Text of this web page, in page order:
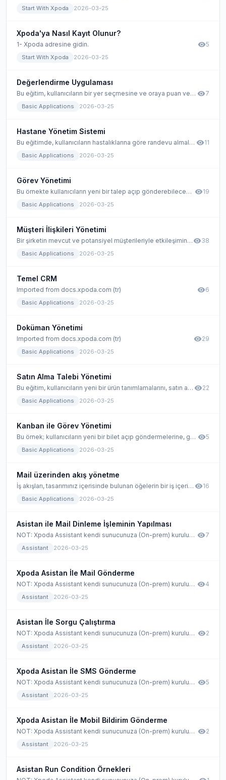
Start With Xpoda 2026-03-25
Xpoda'ya Nasıl Kayıt Olunur?
1- Xpoda adresine gidin.
Start With Xpoda 2026-03-25
visibility5
Değerlendirme Uygulaması
Bu eğitim, kullanıcıların bir yer seçmesine ve oraya puan vermesine izin veren bir uygulamanın nasıl geliştirileceğini anlatmaktadır. Kullanıcılar belirli bir konumun/yerin fotoğraflarını ekleyebilecekler.
Basic Applications 2026-03-25
visibility7
Hastane Yönetim Sistemi
Bu eğitimde, kullanıcıların hastalıklarına göre randevu almalarını sağlayan bir uygulamanın nasıl geliştirileceği gösterilmektedir. Hastalar gün içinde istedikleri saatte program yapabilecek ve doktorlar programlarını takvimlerinde görebilecekler.
Basic Applications 2026-03-25
visibility11
Görev Yönetimi
Bu örnekte kullanıcıların yeni bir talep açıp gönderebileceği, kendilerine ait görevleri görebileceği ve görevlerinin deadline süresini takip edebileceği bir uygulama geliştireceğiz. Aynı zamanda kullanıcılar görevlere herhangi bir sorun ve istek için dosya eklemesi yapabilecekler.
Basic Applications 2026-03-25
visibility19
Müşteri İlişkileri Yönetimi
Bir şirketin mevcut ve potansiyel müşterileriyle etkileşimini yönetmek için bir uygulama geliştireceğiz. Bu eğitim, iş ilişkilerini yönetmekle ilgilidir ve ayrıca özellikle müşteriyi elde tutmaya ve nihayetinde satışları artırmaya odaklanmaktadır.
Basic Applications 2026-03-25
visibility38
Temel CRM
Imported from docs.xpoda.com (tr)
Basic Applications 2026-03-25
visibility6
Doküman Yönetimi
Imported from docs.xpoda.com (tr)
Basic Applications 2026-03-25
visibility29
Satın Alma Talebi Yönetimi
Bu eğitim, kullanıcıların yeni bir ürün tanımlamalarını, satın alma taleplerini göndermelerini ve tüm talepleri kontrol panelinden takip etmelerini sağlamak için bir uygulamanın nasıl geliştirileceğini göstermektedir. Ayrıca bu uygulamada, yönetim yetkisine sahip kullanıcılar satın alma talebini onaylamaya veya reddetmeye karar verecektir.
Basic Applications 2026-03-25
visibility22
Kanban ile Görev Yönetimi
Bu örnek; kullanıcıların yeni bir bilet açıp göndermelerine, görevleri son teslim tarihlerine göre paylaşmalarına ve görev programlarını görmelerine izin veren bir uygulamanın nasıl geliştirileceğini gösterir. Kullanıcılar herhangi bir sorun veya isteğin mesajını ekleyebilirler.
Basic Applications 2026-03-25
visibility5
Mail üzerinden akış yönetme
İş akışları, tasarımınız içerisinde bulunan öğelerin bir iş içerisinde bulunabileceği durumları gösterir. İş Akışı bir öğenin aktörler arasındaki dolaşımı esnasında izleyebileceği adımların bir araya gelmesidir. Xpoda üzerinde tasarlamış olduğunuz akışları başlattığınız durumlarda, kişinin onayına sorulan aşamalar bildirim çekmecesinde kullanıcıyı(onaya giden kişiyi) beklemektedir. Bu bildirim çekmecesi üzerinden akışınızın durumunu yönetebilir, akışın bir sonraki adımlarına geçmesi için onay veya red işlemlerini açıklamalarıyla birlikte gerçekleştirebilirsiniz.
Basic Applications 2026-03-25
visibility16
Asistan ile Mail Dinleme İşleminin Yapılması
NOT: Xpoda Assistant kendi sunucunuza (On-prem) kurulumlarda çalışmaktadır. Cloud kullanımında Xpoda Assistant çalışmamaktadır.
Assistant 2026-03-25
visibility7
Xpoda Asistan İle Mail Gönderme
NOT: Xpoda Assistant kendi sunucunuza (On-prem) kurulumlarda çalışmaktadır. Cloud kullanımında Xpoda Assistant çalışmamaktadır.
Assistant 2026-03-25
visibility4
Asistan İle Sorgu Çalıştırma
NOT: Xpoda Assistant kendi sunucunuza (On-prem) kurulumlarda çalışmaktadır. Cloud kullanımında Xpoda Assistant çalışmamaktadır.
Assistant 2026-03-25
visibility2
Xpoda Asistan İle SMS Gönderme
NOT: Xpoda Assistant kendi sunucunuza (On-prem) kurulumlarda çalışmaktadır. Cloud kullanımında Xpoda Assistant çalışmamaktadır.
Assistant 2026-03-25
visibility5
Xpoda Asistan İle Mobil Bildirim Gönderme
NOT: Xpoda Assistant kendi sunucunuza (On-prem) kurulumlarda çalışmaktadır. Cloud kullanımında Xpoda Assistant çalışmamaktadır.
Assistant 2026-03-25
visibility2
Asistan Run Condition Örnekleri